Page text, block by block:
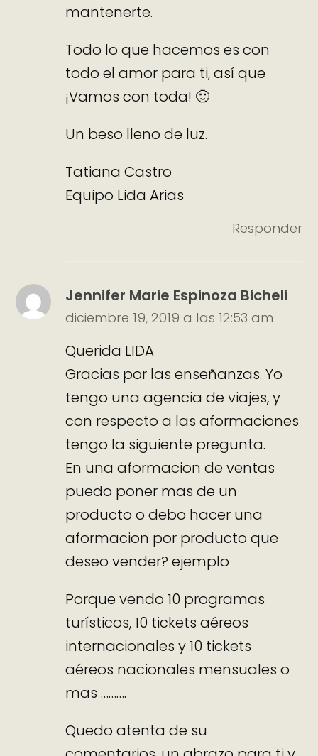
mantenerte.
Todo lo que hacemos es con
todo el amor para ti, así que
¡Vamos con toda! 🙂
Un beso lleno de luz.
Tatiana Castro
Equipo Lida Arias
Responder
Jennifer Marie Espinoza Bicheli
diciembre 19, 2019 a las 12:53 am
Querida LIDA
Gracias por las enseñanzas. Yo
tengo una agencia de viajes, y
con respecto a las aformaciones
tengo la siguiente pregunta.
En una aformacion de ventas
puedo poner mas de un
producto o debo hacer una
aformacion por producto que
deseo vender? ejemplo
Porque vendo 10 programas
turísticos, 10 tickets aéreos
internacionales y 10 tickets
aéreos nacionales mensuales o
mas ……….
Quedo atenta de su